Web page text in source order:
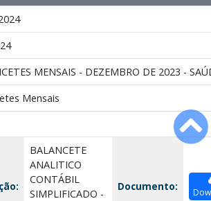
MENSAIS - DEZEMBRO DE 2023 -
Mensais
BALANCETE
ANALITICO
CONTÁBIL
SIMPLIFICADO -
Documento: